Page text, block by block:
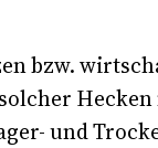
bzw.
und